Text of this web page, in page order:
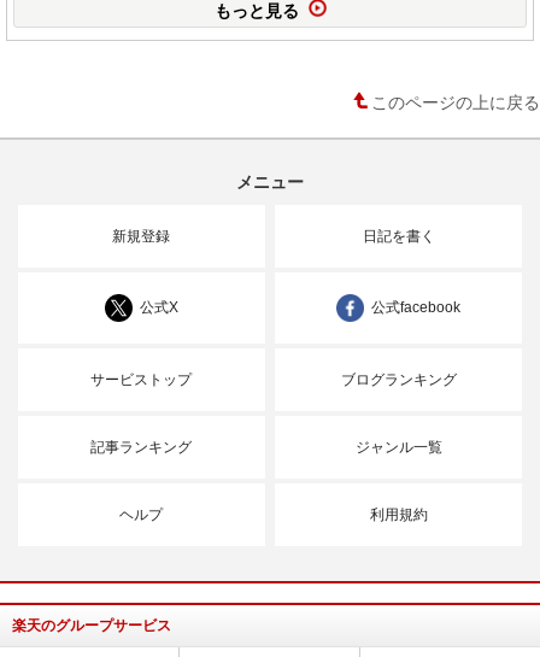
もっと見る
このページの上に戻る
メニュー
新規登録 日記を書く
公式X 公式facebook
サービストップ ブログランキング
記事ランキング ジャンル一覧
ヘルプ 利用規約
楽天のグループサービス